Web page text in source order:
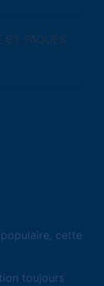
ET PAQUES
cette
toujours